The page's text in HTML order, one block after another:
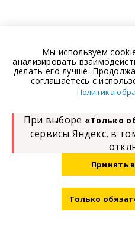
Мы используем
анализировать
делать его лучше.
соглашаетесь с
Политика
При выборе «Только
сервисы Яндекс, в
Принять
Только